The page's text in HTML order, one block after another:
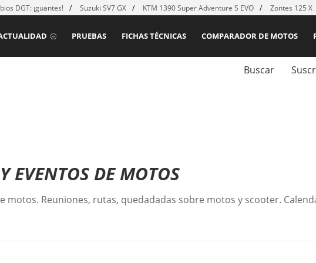
DGT: ¡guantes! Suzuki SV7 GX KTM 1390 Super Adventure S EVO Zontes 125 X
COMPARADOR DE MOTOS
FICHAS TÉCNICAS
PRUEBAS
Buscar
EVENTOS DE MOTOS
motos. Reuniones, rutas, quedadadas sobre motos y scooter.